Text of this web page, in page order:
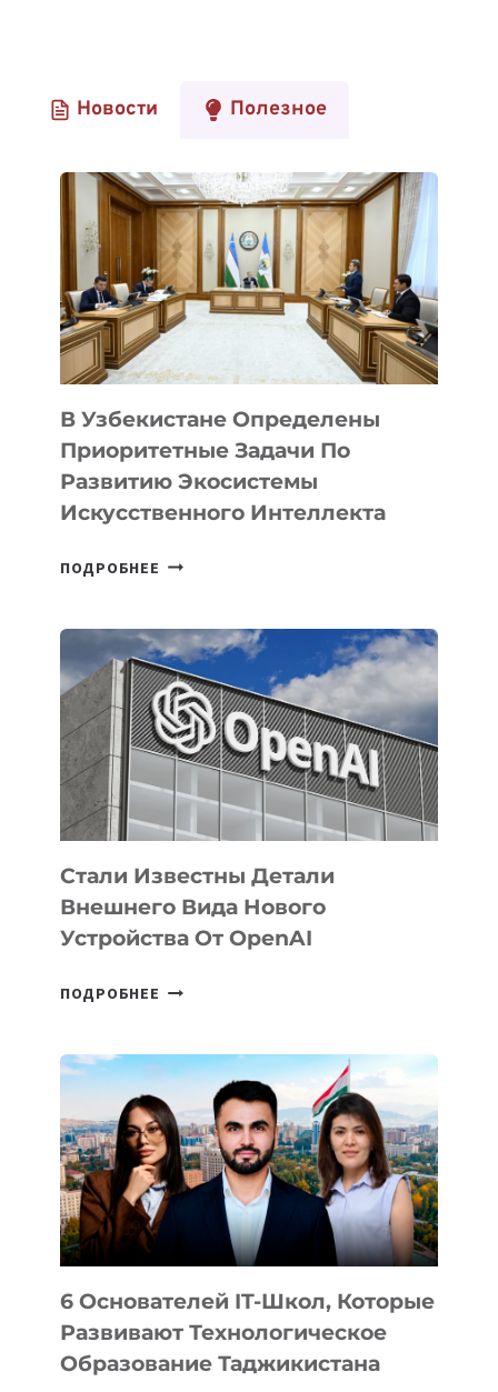
Новости Полезное
В Узбекистане Определены
Приоритетные Задачи По
Развитию Экосистемы
Искусственного Интеллекта
ПОДРОБНЕЕ В
ПРИОРИТЕТНЫЕ
ЗАДАЧИ
ПО
РАЗВИТИЮ
ЭКОСИСТЕМЫ
ИСКУССТВЕННОГО
ИНТЕЛЛЕКТА
Стали Известны Детали
Внешнего Вида Нового
Устройства От OpenAI
ПОДРОБНЕЕ СТАЛИ
ВНЕШНЕГО
ВИДА
НОВОГО
УСТРОЙСТВА
ОТ
OPENAI
6 Основателей IT-Школ, Которые
Развивают Технологическое
Образование Таджикистана